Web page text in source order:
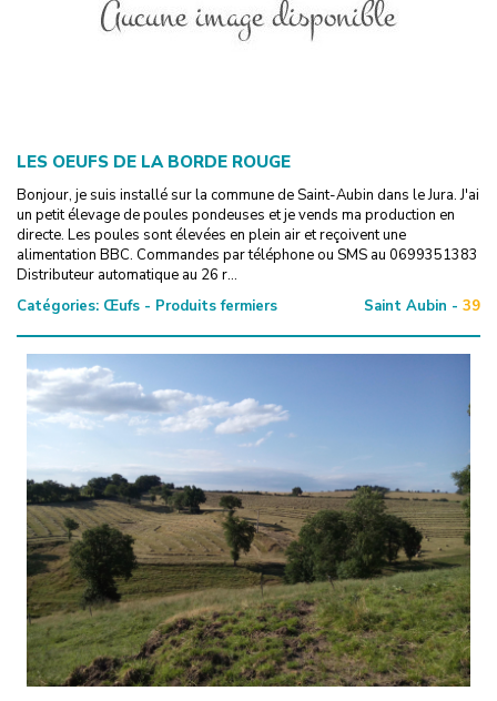
LES OEUFS DE LA BORDE ROUGE
Bonjour, je suis installé sur la commune de Saint-Aubin dans le Jura. J'ai
un petit élevage de poules pondeuses et je vends ma production en
directe. Les poules sont élevées en plein air et reçoivent une
alimentation BBC. Commandes par téléphone ou SMS au 0699351383
Distributeur automatique au 26 r...
Catégories: Œufs - Produits fermiers Saint Aubin - 39